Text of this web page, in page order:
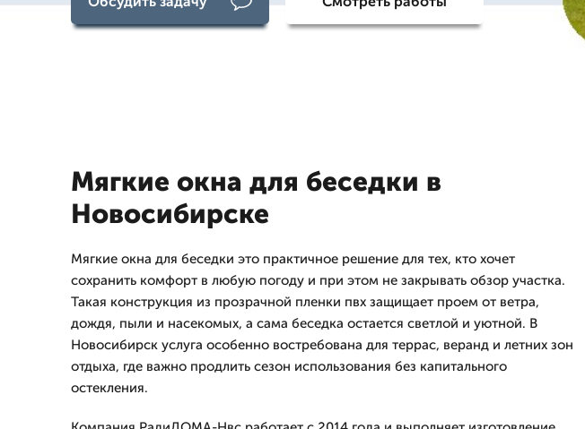
Мягкие окна для беседки в
Новосибирске
Мягкие окна для беседки это практичное решение для тех, кто хочет
сохранить комфорт в любую погоду и при этом не закрывать обзор участка.
Такая конструкция из прозрачной пленки пвх защищает проем от ветра,
дождя, пыли и насекомых, а сама беседка остается светлой и уютной. В
Новосибирск услуга особенно востребована для террас, веранд и летних зон
отдыха, где важно продлить сезон использования без капитального
остекления.